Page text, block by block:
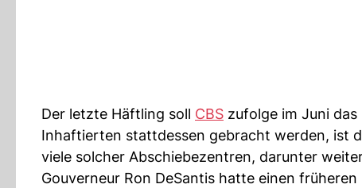
Der letzte Häftling soll CBS zufolge im Juni das
Inhaftierten stattdessen gebracht werden, ist
viele solcher Abschiebezentren, darunter
Gouverneur Ron DeSantis hatte einen